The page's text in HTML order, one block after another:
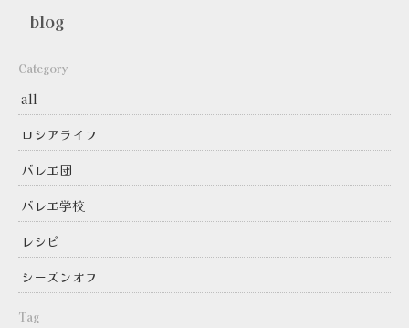
blog
Category
all
ロシアライフ
バレエ団
バレエ学校
レシピ
シーズンオフ
Tag